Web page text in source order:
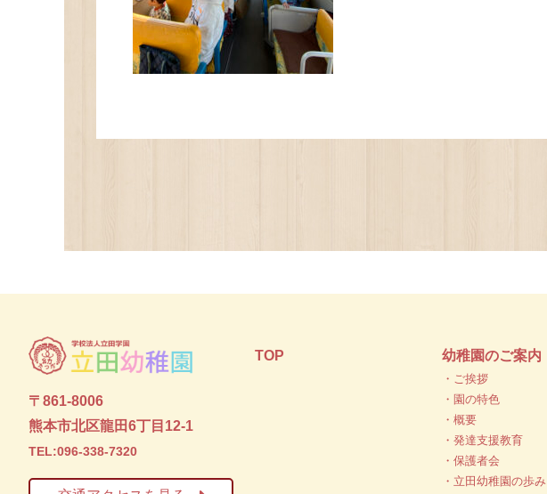
〒861-8006
熊本市北区龍田6丁目12-1
TEL:096-338-7320
TOP 幼稚園のご案内
・ご挨拶
・園の特色
・概要
・発達支援教育
・保護者会
・立田幼稚園の歩み